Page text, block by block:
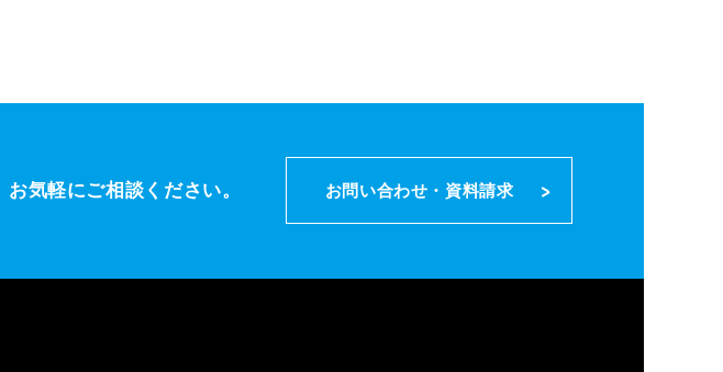
お気軽にご相談ください。 お問い合わせ・ 資料請求